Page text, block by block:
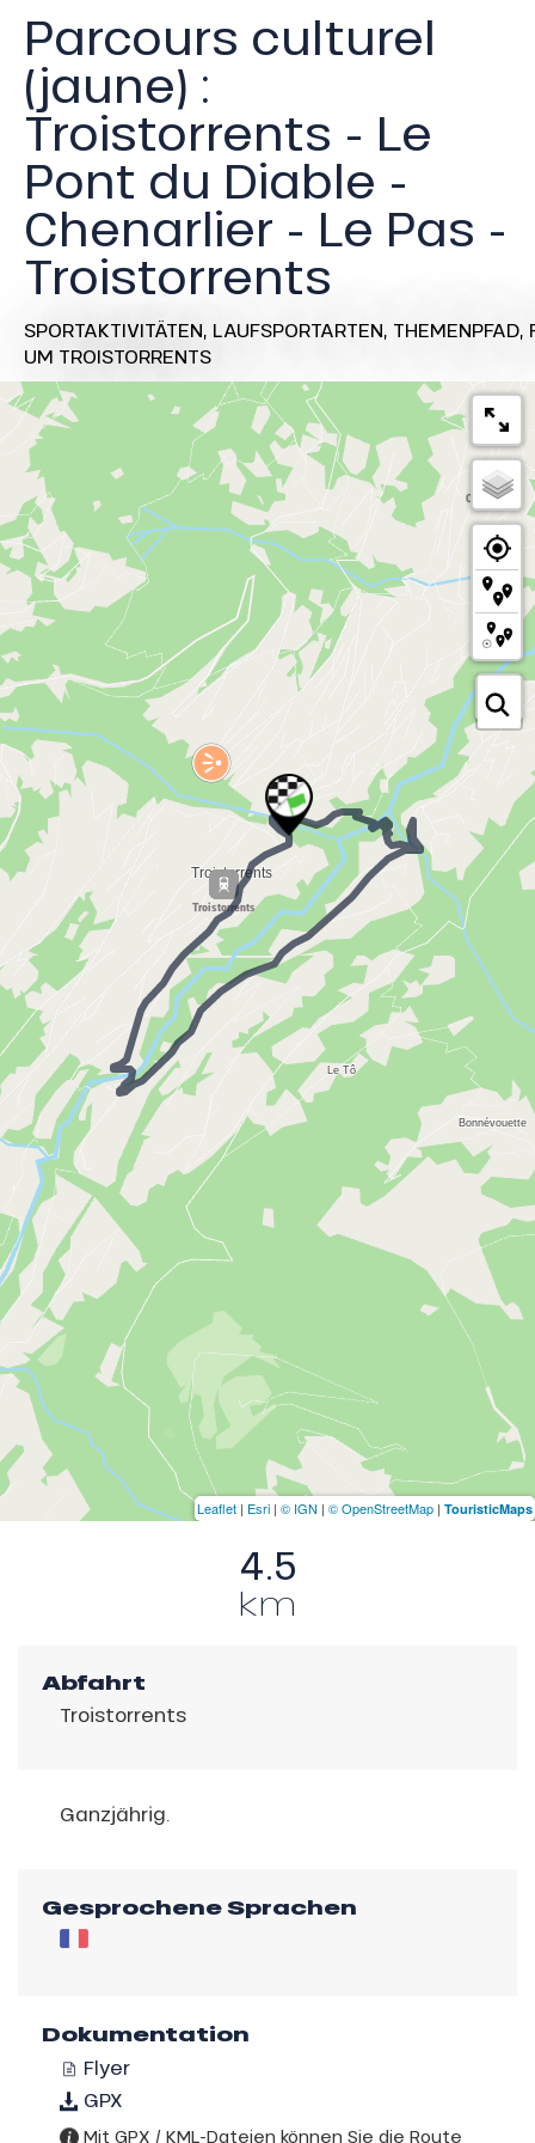
Parcours culturel
(jaune) :
Troistorrents - Le
Pont du Diable -
Chenarlier - Le Pas -
Troistorrents
SPORTAKTIVITÄTEN, LAUFSPORTARTEN, THEMENPFAD,
UM TROISTORRENTS
4.5
km
Abfahrt
Troistorrents
Ganzjährig.
Gesprochene Sprachen
Dokumentation
Flyer
GPX
Mit GPX / KML-Dateien können Sie die Route
Leaflet | Esri | © IGN | © OpenStreetMap | TouristicMaps